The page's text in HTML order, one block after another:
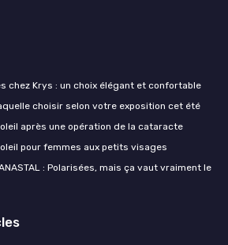
chez Krys : un choix élégant et confortable
choisir selon votre exposition cet été
après une opération de la cataracte
pour femmes aux petits visages
: Polarisées, mais ça vaut vraiment le